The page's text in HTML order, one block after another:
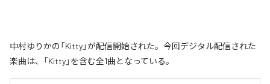
中村ゆりかの「Kitty」が配信開始された。今回デジタル配信された
楽曲は、「Kitty」を含む全1曲となっている。